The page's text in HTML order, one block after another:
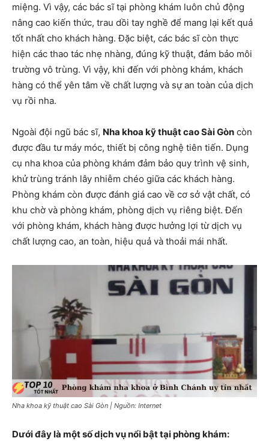
miệng. Vì vậy, các bác sĩ tại phòng khám luôn chủ động
nâng cao kiến ​​thức, trau dồi tay nghề để mang lại kết quả
tốt nhất cho khách hàng. Đặc biệt, các bác sĩ còn thực
hiện các thao tác nhẹ nhàng, đúng kỹ thuật, đảm bảo môi
trường vô trùng. Vì vậy, khi đến với phòng khám, khách
hàng có thể yên tâm về chất lượng và sự an toàn của dịch
vụ rồi nha.
Ngoài đội ngũ bác sĩ, Nha khoa kỹ thuật cao Sài Gòn còn
được đầu tư máy móc, thiết bị công nghệ tiên tiến. Dụng
cụ nha khoa của phòng khám đảm bảo quy trình vệ sinh,
khử trùng tránh lây nhiễm chéo giữa các khách hàng.
Phòng khám còn được đánh giá cao về cơ sở vật chất, có
khu chờ và phòng khám, phòng dịch vụ riêng biệt. Đến
với phòng khám, khách hàng được hưởng lợi từ dịch vụ
chất lượng cao, an toàn, hiệu quả và thoải mái nhất.
Nha khoa kỹ thuật cao Sài Gòn | Nguồn: Internet
Dưới đây là một số dịch vụ nổi bật tại phòng khám: